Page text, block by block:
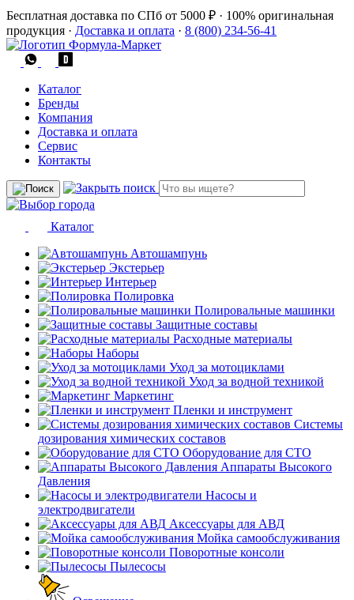
Бесплатная доставка по СПб от 5000 ₽ · 100% оригинальная
продукция · Доставка и оплата · 8 (800) 234-56-41
Каталог
Бренды
Компания
Доставка и оплата
Сервис
Контакты
Каталог
Автошампунь
Экстерьер
Интерьер
Полировка
Полировальные машинки
Защитные составы
Расходные материалы
Наборы
Уход за мотоциклами
Уход за водной техникой
Маркетинг
Пленки и инструмент
Системы
дозирования химических составов
Оборудование для СТО
Аппараты Высокого
Давления
Насосы и
электродвигатели
Аксессуары для АВД
Мойка самообслуживания
Поворотные консоли
Пылесосы